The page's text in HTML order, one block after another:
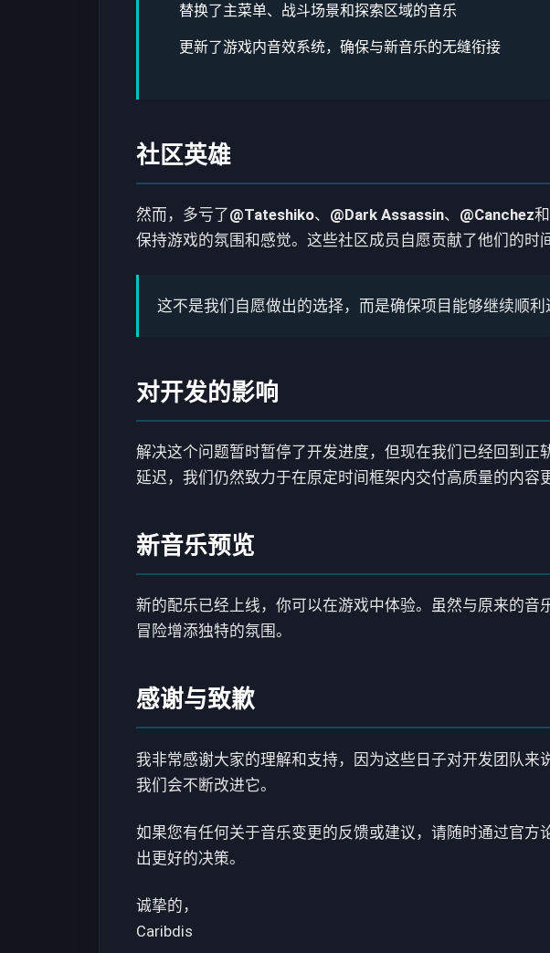
替换了主菜单、战斗场景和探索区域的音乐
更新了游戏内音效系统，确保与新音乐的无缝衔接
社区英雄
然而，多亏了@Tateshiko、 @Dark Assassin、 @Canchez
保持游戏的氛围和感觉。这些社区成员自愿贡献了他们的时
这不是我们自愿做出的选择，而是确保项目能够继续顺利
对开发的影响
解决这个问题暂时暂停了开发进度，但现在我们已经回到
延迟，我们仍然致力于在原定时间框架内交付高质量的内容
新音乐预览
新的配乐已经上线，你可以在游戏中体验。虽然与原来的
冒险增添独特的氛围。
感谢与致歉
我非常感谢大家的理解和支持，因为这些日子对开发团队
我们会不断改进它。
如果您有任何关于音乐变更的反馈或建议，请随时通过官
出更好的决策。
诚挚的，
Caribdis